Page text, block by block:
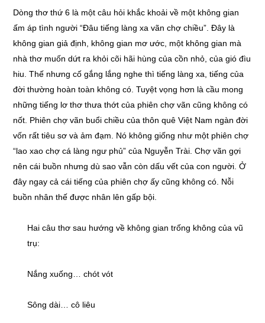
Dòng thơ thứ 6 là một câu hỏi khắc khoải về một không gian
ấm áp tình người “Đâu tiếng làng xa vãn chợ chiều”. Đây là
không gian giả định, không gian mơ ước, một không gian mà
nhà thơ muốn dứt ra khỏi cõi hãi hùng của cồn nhỏ, của gió đìu
hiu. Thế nhưng cố gắng lắng nghe thì tiếng làng xa, tiếng của
đời thường hoàn toàn không có. Tuyệt vọng hơn là cầu mong
những tiếng lơ thơ thưa thớt của phiên chợ vãn cũng không có
nốt. Phiên chợ vãn buổi chiều của thôn quê Việt Nam ngàn đời
vốn rất tiêu sơ và ảm đạm. Nó không giống như một phiên chợ
“lao xao chợ cá làng ngư phủ” của Nguyễn Trài. Chợ vãn gợi
nên cái buồn nhưng dù sao vẫn còn dấu vết của con người. Ở
đây ngay cả cái tiếng của phiên chợ ấy cũng không có. Nỗi
buồn nhân thế được nhân lên gấp bội.
Hai câu thơ sau hướng về không gian trống không của vũ
trụ:
Nắng xuống… chót vót
Sông dài… cô liêu